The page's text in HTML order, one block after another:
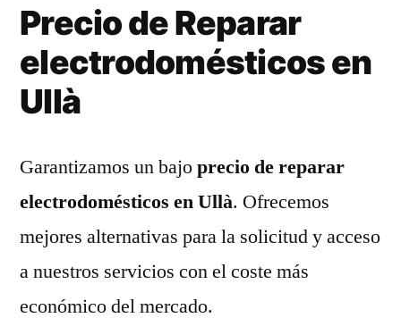
Precio de Reparar
electrodomésticos en
Ullà
Garantizamos un bajoprecio de reparar
electrodomésticos en Ullà. Ofrecemos
mejores alternativas para la solicitud y acceso
a nuestros servicios con el coste más
económico del mercado.